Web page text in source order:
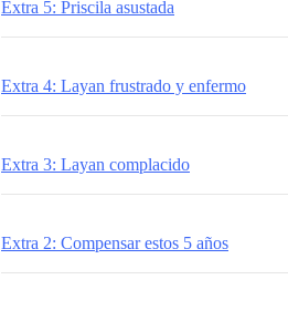
Extra 5: Priscila asustada
Extra 4: Layan frustrado y enfermo
Extra 3: Layan complacido
Extra 2: Compensar estos 5 años